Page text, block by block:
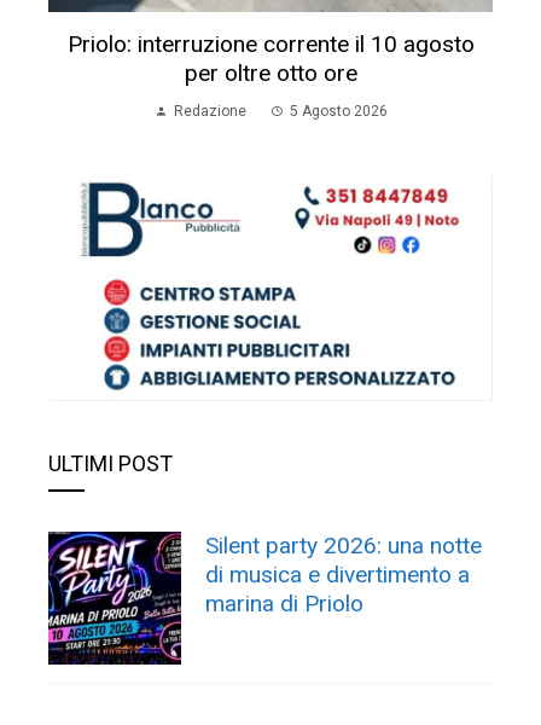
Priolo: interruzione corrente il 10 agosto
per oltre otto ore
Redazione 5 Agosto 2026
ULTIMI POST
Silent party 2026: una notte
di musica e divertimento a
marina di Priolo